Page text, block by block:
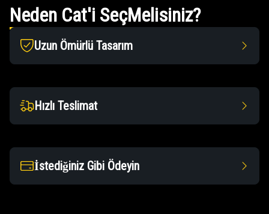
Neden Cat'i SeçMelisiniz?
Uzun Ömürlü Tasarım
Hızlı Teslimat
İstediğiniz Gibi Ödeyin